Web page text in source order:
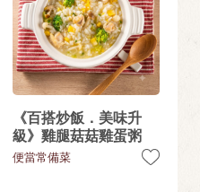
《百搭炒飯．美味升
級》雞腿菇菇雞蛋粥
便當常備菜